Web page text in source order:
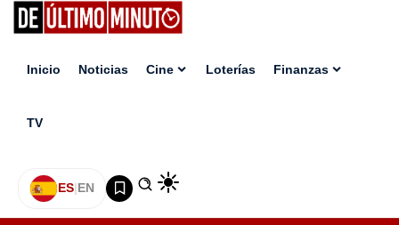
Inicio Noticias Cine Loterías Finanzas
TV
ES|EN